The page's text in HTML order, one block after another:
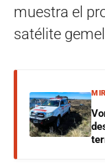
muestra el
satélite